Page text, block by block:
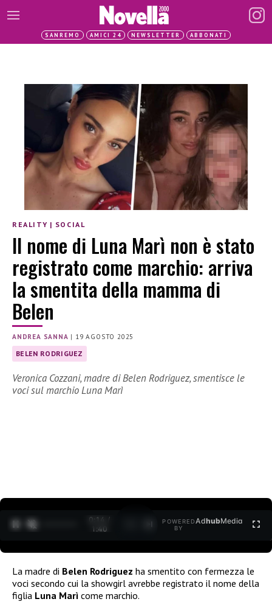
SANREMO AMICI 24 NEWSLETTER ABBONATI
REALITY | SOCIAL
Il nome di Luna Marì non è stato
registrato come marchio: arriva
la smentita della mamma di
Belen
ANDREA SANNA | 19 AGOSTO 2025
BELEN RODRIGUEZ
Veronica Cozzani, madre di Belen Rodriguez, smentisce le
voci sul marchio Luna Marì
0:15 /
1:40
POWERED
BY
AdhubMedia
La madre di Belen Rodriguez ha smentito con fermezza le
voci secondo cui la showgirl avrebbe registrato il nome della
figlia Luna Marì come marchio.